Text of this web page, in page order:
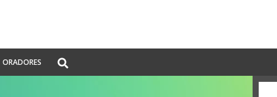
ORADORES
Global
Search